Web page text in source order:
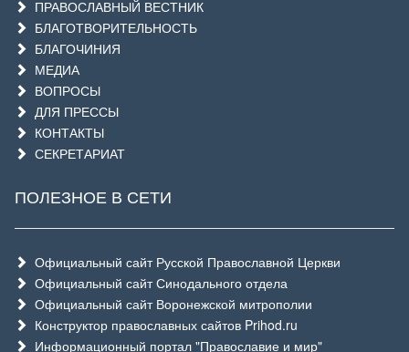
ПРАВОСЛАВНЫЙ ВЕСТНИК
БЛАГОТВОРИТЕЛЬНОСТЬ
БЛАГОЧИНИЯ
МЕДИА
ВОПРОСЫ
ДЛЯ ПРЕССЫ
КОНТАКТЫ
СЕКРЕТАРИАТ
ПОЛЕЗНОЕ В СЕТИ
Официальный сайт Русской Православной Церкви
Официальный сайт Синодального отдела
Официальный сайт Воронежской митрополии
Конструктор православных сайтов Prihod.ru
Информационный портал "Православие и мир"